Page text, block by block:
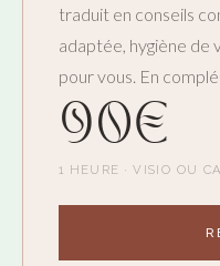
traduit en conseils
adaptée, hygiène de
pour vous. En
90€
1 HEURE · VISIO OU